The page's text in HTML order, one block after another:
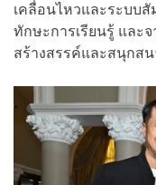
เคลื่อนไหวและระบบสั
ทักษะการเรียนรู้ และ
สร้างสรรค์และสนุกส